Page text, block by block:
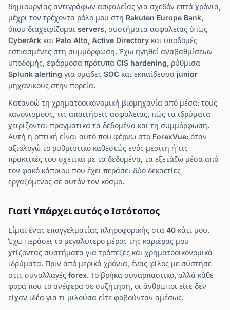
δημιουργίας αντιγράφων ασφαλείας για σχεδόν επτά χρόνια,
μέχρι τον τρέχοντα ρόλο μου στη Rakuten Europe Bank,
όπου διαχειρίζομαι servers, συστήματα ασφαλείας όπως
CyberArk και Palo Alto, Active Directory και υποδομές
εστιασμένες στη συμμόρφωση. Έχω ηγηθεί αναβαθμίσεων
υποδομής, εφάρμοσα πρότυπα CIS hardening, ρύθμισα
Splunk alerting για ομάδες SOC και εκπαίδευσα junior
μηχανικούς στην πορεία.
Κατανοώ τη χρηματοοικονομική βιομηχανία από μέσα: τους
κανονισμούς, τις απαιτήσεις ασφαλείας, πώς τα ιδρύματα
χειρίζονται πραγματικά τα δεδομένα και τη συμμόρφωση.
Αυτή η οπτική είναι αυτό που φέρνω στο ForexVue: όταν
αξιολογώ το ρυθμιστικό καθεστώς ενός μεσίτη ή τις
πρακτικές του σχετικά με τα δεδομένα, τα εξετάζω μέσα από
τον φακό κάποιου που έχει περάσει δύο δεκαετίες
εργαζόμενος σε αυτόν τον κόσμο.
Γιατί Υπάρχει αυτός ο Ιστότοπος
Είμαι ένας επαγγελματίας πληροφορικής στα 40 κάτι μου.
Έχω περάσει το μεγαλύτερο μέρος της καριέρας μου
χτίζοντας συστήματα για τράπεζες και χρηματοοικονομικά
ιδρύματα. Πριν από μερικά χρόνια, ένας φίλος με σύστησε
στις συναλλαγές forex. Το βρήκα συναρπαστικό, αλλά κάθε
φορά που το ανέφερα σε συζήτηση, οι άνθρωποι είτε δεν
είχαν ιδέα για τι μιλούσα είτε φοβούνταν αμέσως.